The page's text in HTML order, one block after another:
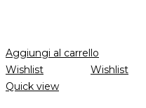
Aggiungi al carrello
Wishlist
Wishlist
Quick view